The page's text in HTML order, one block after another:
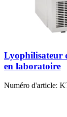
Lyophilisateur
en laboratoire
Numéro d'article: